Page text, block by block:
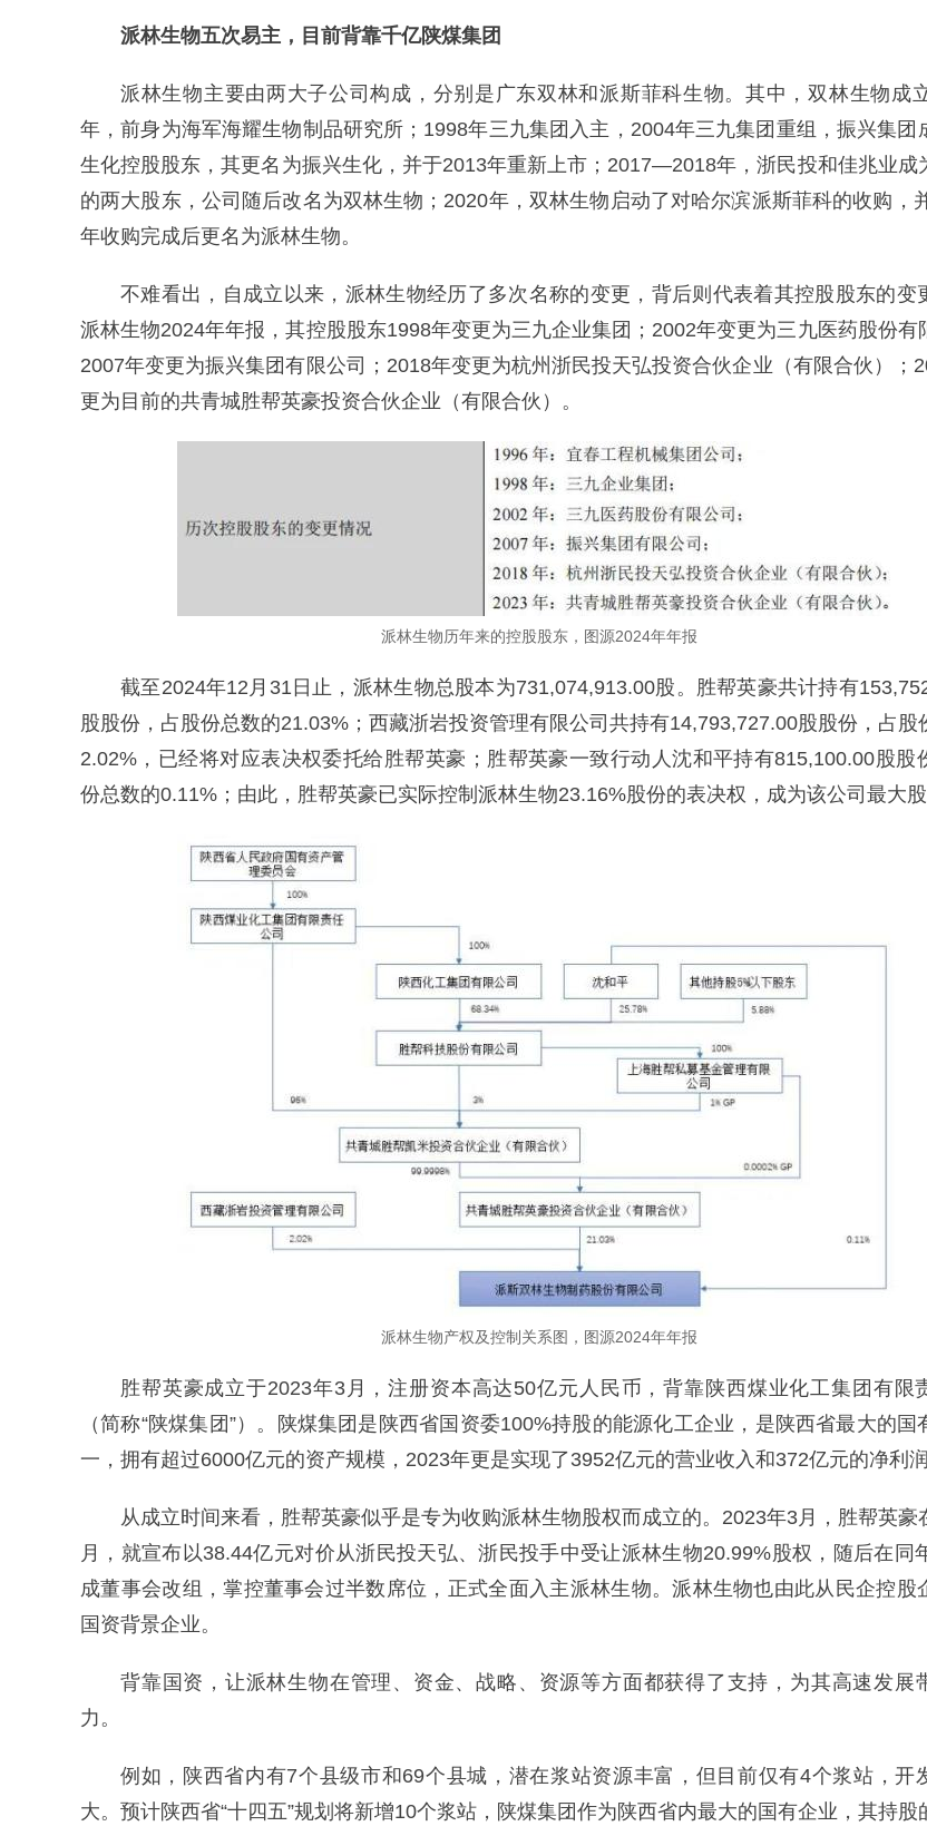
派林生物五次易主，目前背靠千亿陕煤集团
派林生物主要由两大子公司构成，分别是广东双林和派斯菲科生物。其中，双林生物成
年，前身为海军海耀生物制品研究所；1998年三九集团入主，2004年三九集团重组，振兴集团
生化控股股东，其更名为振兴生化，并于2013年重新上市；2017—2018年，浙民投和佳兆业成
的两大股东，公司随后改名为双林生物；2020年，双林生物启动了对哈尔滨派斯菲科的收购，
年收购完成后更名为派林生物。
不难看出，自成立以来，派林生物经历了多次名称的变更，背后则代表着其控股股东的变
派林生物2024年年报，其控股股东1998年变更为三九企业集团；2002年变更为三九医药股份有
2007年变更为振兴集团有限公司；2018年变更为杭州浙民投天弘投资合伙企业（有限合伙）；
更为目前的共青城胜帮英豪投资合伙企业（有限合伙）。
派林生物历年来的控股股东，图源2024年年报
截至2024年12月31日止，派林生物总股本为731,074,913.00股。胜帮英豪共计持有
股股份，占股份总数的21.03%；西藏浙岩投资管理有限公司共持有14,793,727.00股股份，占股
2.02%，已经将对应表决权委托给胜帮英豪；胜帮英豪一致行动人沈和平持有815,100.00股股
份总数的0.11%；由此，胜帮英豪已实际控制派林生物23.16%股份的表决权，成为该公司最大股
派林生物产权及控制关系图，图源2024年年报
胜帮英豪成立于2023年3月，注册资本高达50亿元人民币，背靠陕西煤业化工集团有限
（简称“陕煤集团”）。陕煤集团是陕西省国资委100%持股的能源化工企业，是陕西省最大的国
一，拥有超过6000亿元的资产规模，2023年更是实现了3952亿元的营业收入和372亿元的净利润
从成立时间来看，胜帮英豪似乎是专为收购派林生物股权而成立的。2023年3月，胜帮英豪
月，就宣布以38.44亿元对价从浙民投天弘、浙民投手中受让派林生物20.99%股权，随后在同
成董事会改组，掌控董事会过半数席位，正式全面入主派林生物。派林生物也由此从民企控股
国资背景企业。
背靠国资，让派林生物在管理、资金、战略、资源等方面都获得了支持，为其高速发展
力。
例如，陕西省内有7个县级市和69个县城，潜在浆站资源丰富，但目前仅有4个浆站，开
大。预计陕西省“十四五”规划将新增10个浆站，陕煤集团作为陕西省内最大的国有企业，其持股